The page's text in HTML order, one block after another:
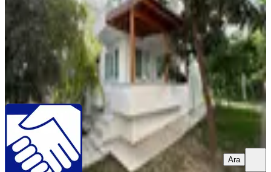
45.000 ₺
TURYAP ALTINOLUK BURCU CİNGÖZ
Ara